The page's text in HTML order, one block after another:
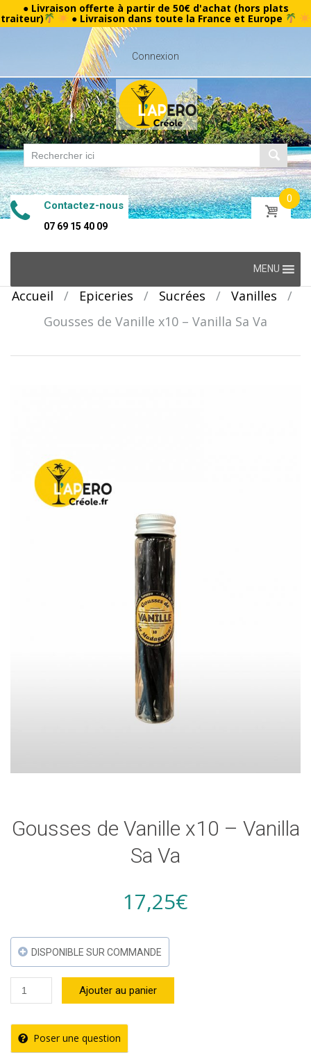
● Livraison offerte à partir de 50€ d'achat (hors plats
traiteur) ● Livraison dans toute la France et Europe
Connexion
Contactez-nous
07 69 15 40 09
0
content
MENU
Accueil / Epiceries / Sucrées / Vanilles
/
Gousses de Vanille x10 – Vanilla Sa Va
Gousses de Vanille x10 – Vanilla
Sa Va
17,25€
DISPONIBLE SUR COMMANDE
quantité
de
Gousses
de
Ajouter au panier
Poser une question